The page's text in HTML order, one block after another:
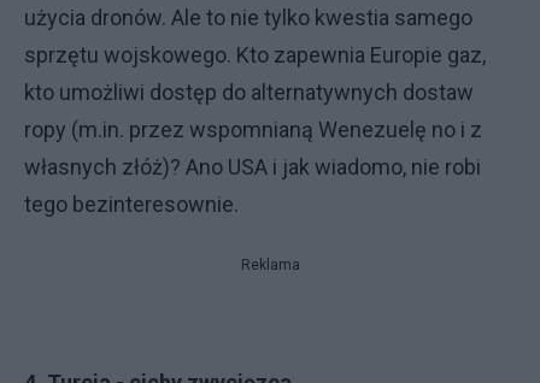
użycia dronów. Ale to nie tylko kwestia samego
sprzętu wojskowego. Kto zapewnia Europie gaz,
kto umożliwi dostęp do alternatywnych dostaw
ropy (m.in. przez wspomnianą Wenezuelę no i z
własnych złóż)? Ano USA i jak wiadomo, nie robi
tego bezinteresownie.
Reklama